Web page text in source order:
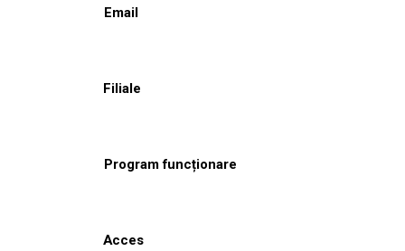
Email
Filiale
Program funcționare
Acces